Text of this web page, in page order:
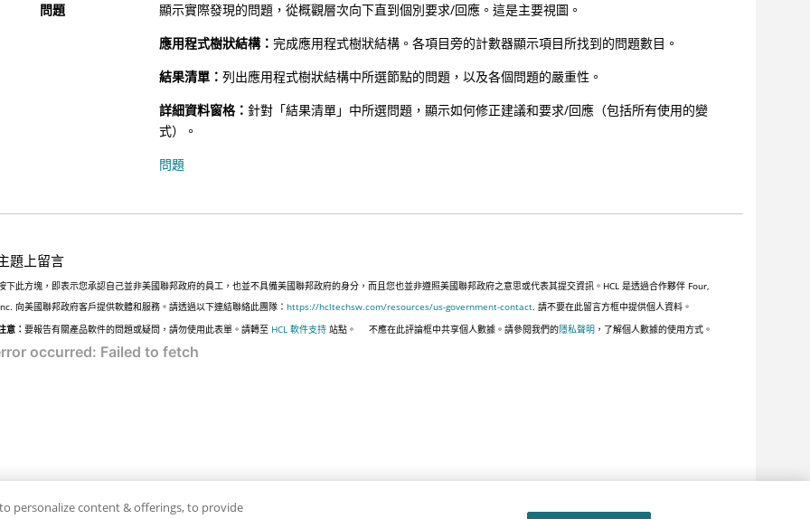
問題
顯示實際發現的問題，從概觀層次向下直到個別要求/回應。這是主要視圖。
應用程式樹狀結構：完成應用程式樹狀結構。各項目旁的計數器顯示項目所找到的問題數目。
結果清單：列出應用程式樹狀結構中所選節點的問題，以及各個問題的嚴重性。
詳細資料窗格： 針對「結果清單」中所選問題，顯示如何修正建議和要求/回應（包括所有使用的變
式）。
問題
題上留言
下此方塊，即表示您承認自己並非美國聯邦政府的員工，也並不具備美國聯邦政府的身分，而且您也並非遵照美國聯邦政府之意思或代表其提交資訊。HCL 是透過合作夥伴 Four,
向美國聯邦政府客戶提供軟體和服務。請透過以下連結聯絡此團隊：https://hcltechsw.com/resources/us-government-contact. 請不要在此留言方框中提供個人資料。
意：要報告有關產品軟件的問題或疑問，請勿使用此表單。請轉至 HCL 軟件支持 站點。 不應在此評論框中共享個人數據。請參閱我們的隱私聲明 ，了解個人數據的使用方式。
personalize content & offerings, to provide